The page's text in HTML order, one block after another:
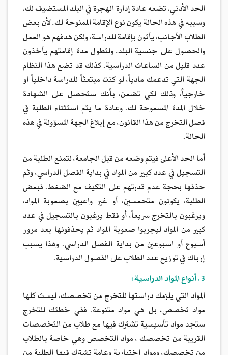
الحد الأدني، تضعه عادة إدارة الهجرة في البلد المستضيف لك،
وسببه في هذه الحالة يكون نوع الإقامة الممنوحة لك. لأن بعض
الطلاب الأجانب، يأتون بإقامة للدراسة، ولكن هدفهم هو العمل
والحصول على جنسية البلد. ولتطول مدة إقامتهم يأخذون
عدد قليل من الساعات الدراسية. كذلك قد تضع هذا النظام
الجهة التي تدعمك مادياً، لو كنت مبتعثاً للدراسة داخلياً او
خارجياً، وذلك لكي تضمن، بأنك ستحصل على الشهادة
خلال المدة المسموحة لك. وعادة ما يتم استثناء الطلبة في
فصل التخرج من هذا القانون، مع إبلاغ الجهة المسؤولة في هذه
الحالة.
أما الحد الأعلى فيتم وضعه من قبل الجامعة، لتمنع الطلبة من
التسجيل في عدد كبير من المواد في بداية الفصل الدراسي، وثم
حذفها بحجة عدم قدرتهم على التكيف مع الضغط. فبعض
الطلبة، يكونون متحمسين، أو غير واعيين بصعوبة المواد،
ويرغبون بالتخرج سريعاً، أو فقط يرغبون بالتسجيل في عدد
كبير من المواد ليجربوا صعوبة المواد ثم يحذفونها بعد مرور
أسبوع أو اسبوعين من بداية الفصل الدراسي. وهذا يسبب
إرباك في توزيع عدد الطلاب على الفصول الدراسية.
3. أنواع المواد الدراسية:
المواد التي يلزمك دراستها للتخرج من تخصصك، ليست كلها
مواد تخصص، بل هي مواد متنوعة. ففي خطتك للتخرج
ستجد مواد تأسيسية تشترك فيها مع طلاب من التخصصات
القريبة من تخصصك ، مواد التخصص وهي خاصة بالطلاب